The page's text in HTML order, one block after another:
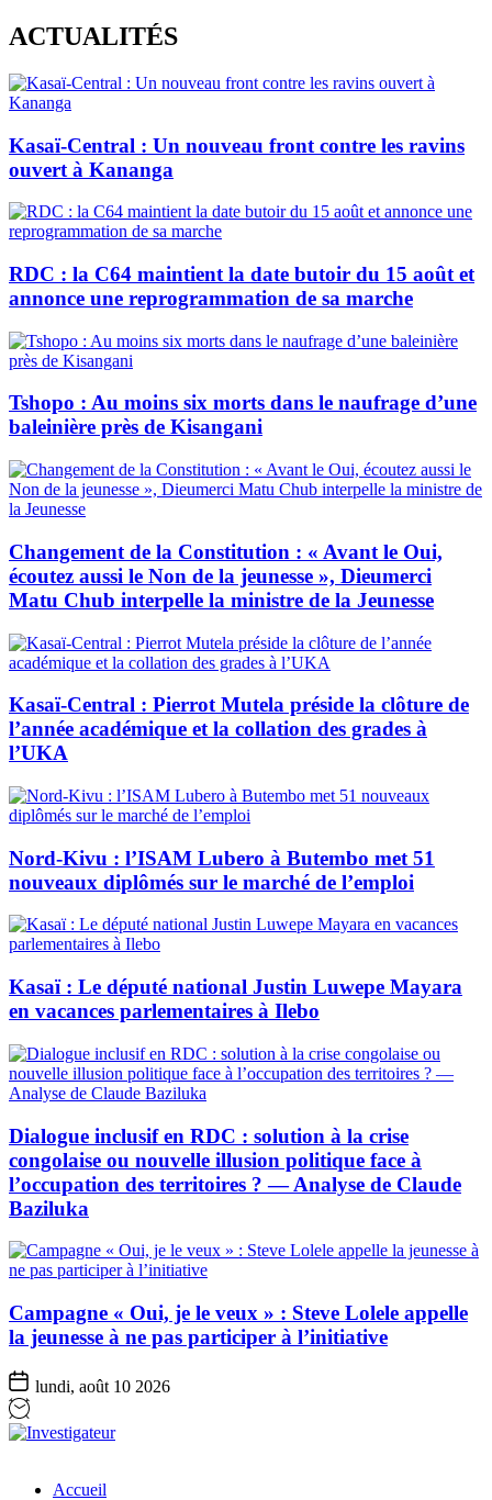
Skip
to
content
ACTUALITÉS
Kasaï-Central : Un nouveau front contre les ravins
ouvert à Kananga
RDC : la C64 maintient la date butoir du 15 août et
annonce une reprogrammation de sa marche
Tshopo : Au moins six morts dans le naufrage d’une
baleinière près de Kisangani
Changement de la Constitution : « Avant le Oui,
écoutez aussi le Non de la jeunesse », Dieumerci
Matu Chub interpelle la ministre de la Jeunesse
Kasaï-Central : Pierrot Mutela préside la clôture de
l’année académique et la collation des grades à
l’UKA
Nord-Kivu : l’ISAM Lubero à Butembo met 51
nouveaux diplômés sur le marché de l’emploi
Kasaï : Le député national Justin Luwepe Mayara
en vacances parlementaires à Ilebo
Dialogue inclusif en RDC : solution à la crise
congolaise ou nouvelle illusion politique face à
l’occupation des territoires ? — Analyse de Claude
Baziluka
Campagne « Oui, je le veux » : Steve Lolele appelle
la jeunesse à ne pas participer à l’initiative
lundi, août 10 2026
Accueil